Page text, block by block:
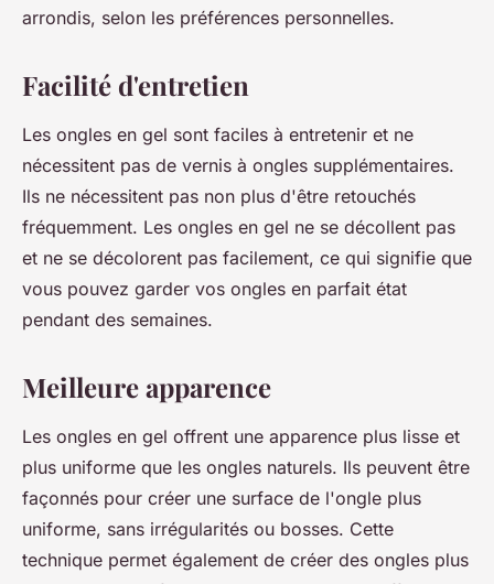
arrondis, selon les préférences personnelles.
Facilité d'entretien
Les ongles en gel sont faciles à entretenir et ne
nécessitent pas de vernis à ongles supplémentaires.
Ils ne nécessitent pas non plus d'être retouchés
fréquemment. Les ongles en gel ne se décollent pas
et ne se décolorent pas facilement, ce qui signifie que
vous pouvez garder vos ongles en parfait état
pendant des semaines.
Meilleure apparence
Les ongles en gel offrent une apparence plus lisse et
plus uniforme que les ongles naturels. Ils peuvent être
façonnés pour créer une surface de l'ongle plus
uniforme, sans irrégularités ou bosses. Cette
technique permet également de créer des ongles plus